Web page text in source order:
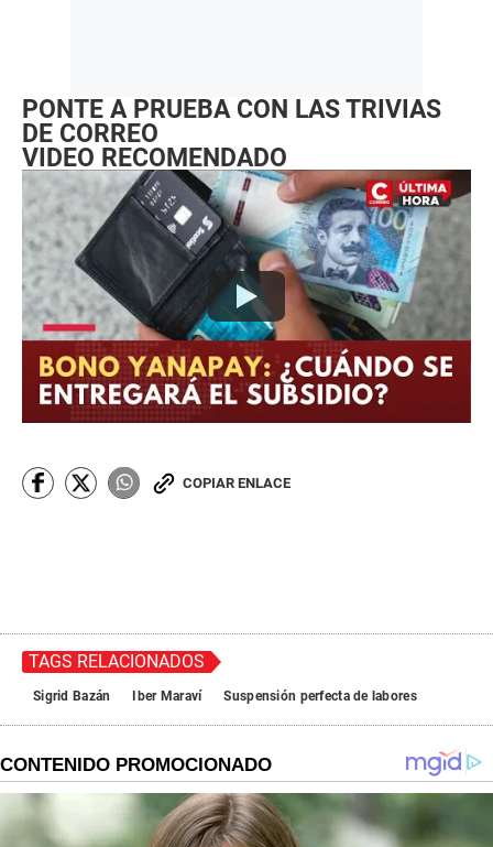
PONTE A PRUEBA CON LAS TRIVIAS
DE CORREO
VIDEO RECOMENDADO
COPIAR ENLACE
TAGS RELACIONADOS
Sigrid Bazán Iber Maraví Suspensión perfecta de labores